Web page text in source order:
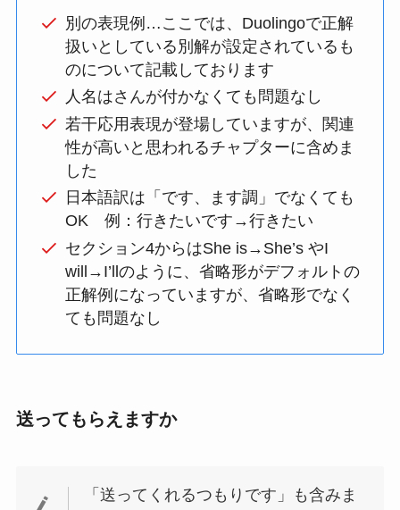
別の表現例…ここでは、Duolingoで正解
扱いとしている別解が設定されているも
のについて記載しております
人名はさんが付かなくても問題なし
若干応用表現が登場していますが、関連
性が高いと思われるチャプターに含めま
した
日本語訳は「です、ます調」でなくても
OK 例：行きたいです→行きたい
セクション4からはShe is→She’s やI
will→I’llのように、省略形がデフォルトの
正解例になっていますが、省略形でなく
ても問題なし
送ってもらえますか
「送ってくれるつもりです」も含みま